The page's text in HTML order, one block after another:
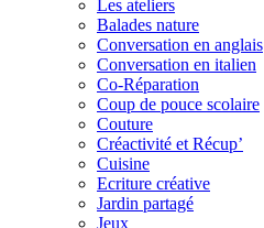
Les ateliers
Balades nature
Conversation en anglais
Conversation en italien
Co-Réparation
Coup de pouce scolaire
Couture
Créactivité et Récup’
Cuisine
Ecriture créative
Jardin partagé
Jeux